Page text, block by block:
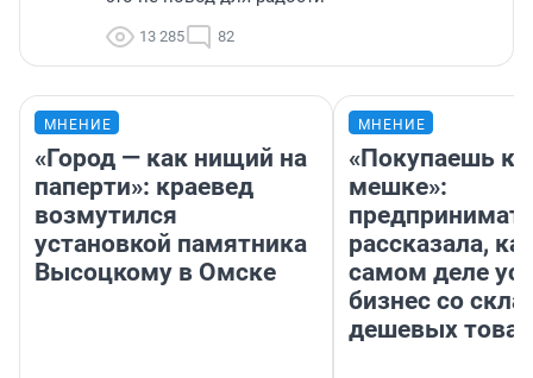
13 285 82
МНЕНИЕ
«Город — как нищий на
паперти»: краевед
возмутился
установкой памятника
Высоцкому в Омске
МНЕНИЕ
«Покупаешь
мешке»:
рассказала,
самом деле
бизнес со
дешевых